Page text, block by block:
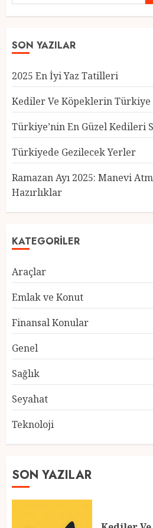
SON YAZILAR
2025 En İyi Yaz Tatilleri
Kediler Ve Köpeklerin
Türkiye’nin En Güzel Kedileri
Türkiyede Gezilecek Yerler
Ramazan Ayı 2025: Manevi
Hazırlıklar
KATEGORILER
Araçlar
Emlak ve Konut
Finansal Konular
Genel
Sağlık
Seyahat
Teknoloji
SON YAZILAR
3
12 MART
Türkiyede
5
1